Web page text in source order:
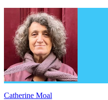
Catherine Moal